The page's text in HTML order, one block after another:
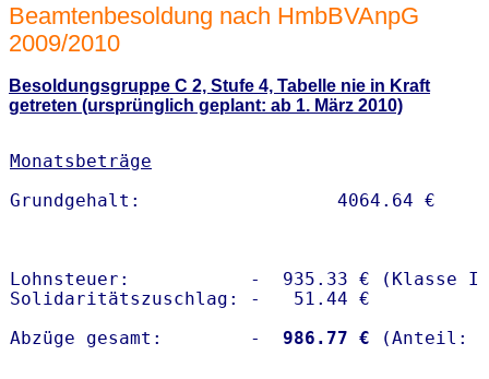
Beamtenbesoldung nach HmbBVAnpG
2009/2010
Besoldungsgruppe C 2, Stufe 4, Tabelle nie in Kraft
getreten (ursprünglich geplant: ab 1. März 2010)
Monatsbeträge
Lohnsteuer:           -  935.33 € (Klasse I)
Solidaritätszuschlag: -   51.44 €
Abzüge gesamt:        -
  986.77 €